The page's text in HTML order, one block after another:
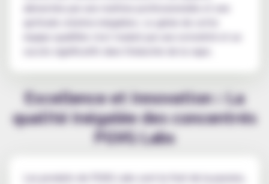
alimentée par une maîtrise professionnelle et une
aptitude créative inégalées. Le génie de cette
équipe qualifiée s'est traduit par une notoriété et un
succès significatifs dans l'industrie de la vape.
Excellence et innovation : La
qualité inégalée des concentrés
PGVG Labs
Les produits de PGVG Labs sont le fruit de la passion,